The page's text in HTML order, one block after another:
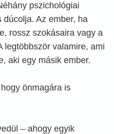
pszichológiai
dúcolja. Az ember, ha
rossz szokásaira vagy a
legtöbbször valamire, ami
aki egy másik ember.
önmagára is
– ahogy egyik